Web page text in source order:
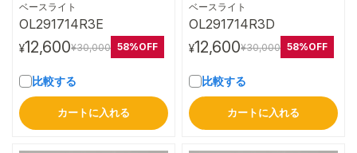
ベースライト
OL291714R3E
¥12,600¥30,000 58%OFF
比較する
カートに入れる
ベースライト
OL291714R3D
¥12,600¥30,000 58%OFF
比較する
カートに入れる